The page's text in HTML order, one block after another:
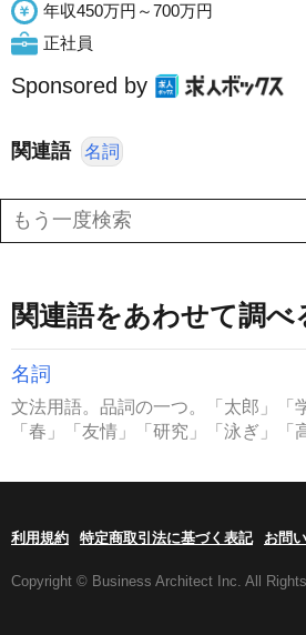
年収450万円～700万円
正社員
Sponsored by
関連語 名詞
関連語をあわせて調べ
名詞
文法用語。品詞の一つ。「太郎」「
「春」「友情」「研究」「泳ぎ」「
利用規約 特定商取引法に基づく表記 お問
Copyright © Business Architect Inc. All